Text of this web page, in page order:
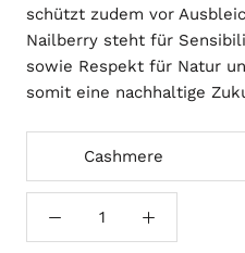
schützt zudem vor
Nailberry steht für
sowie Respekt für Natur
somit eine nachhaltige
Cashmere